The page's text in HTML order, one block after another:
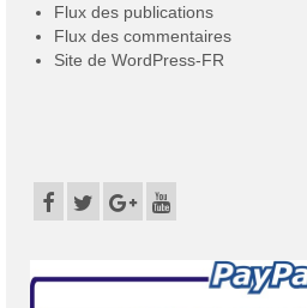
Flux des publications
Flux des commentaires
Site de WordPress-FR